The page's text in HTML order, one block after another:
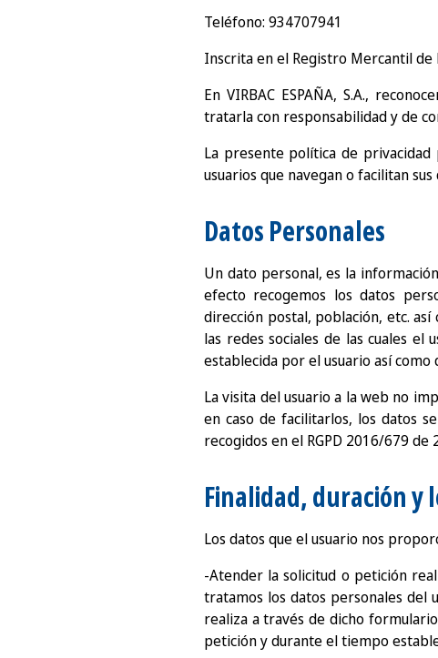
Teléfono: 934707941
Inscrita en el Registro Mercantil de
En VIRBAC ESPAÑA, S.A.,
tratarla con responsabilidad y de
La presente política de
usuarios que navegan o facilitan
Datos Personales
Un dato personal, es la
efecto recogemos los datos
dirección postal, población, etc.
las redes sociales de las cuales
establecida por el usuario así
La visita del usuario a la web no
en caso de facilitarlos, los datos
recogidos en el RGPD 2016/679
Finalidad, duración
Los datos que el usuario nos
-Atender la solicitud o petición
tratamos los datos personales del
realiza a través de dicho
petición y durante el tiempo